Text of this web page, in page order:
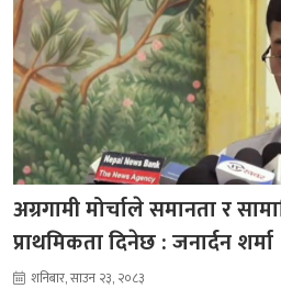
अग्रगामी मोर्चाले समानता र
प्राथमिकता दिनेछ : जनार्दन शर्मा
शनिबार, साउन २३, २०८३